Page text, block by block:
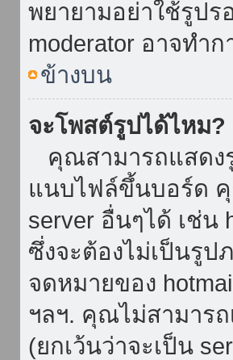
พยายามอย่าใช้รูปร
moderator อาจทำ
ข้างบน
จะโพสต์รูปได้ไหม?
คุณสามารถแสดง
แนบไฟล์ขึ้นบอร์ด คุ
server อื่นๆได้ เช่น
ซึ่งจะต้องไม่เป็นรู
จดหมายของ
ฯลฯ. คุณไม่สามาร
(ยกเว้นว่าจะเป็น